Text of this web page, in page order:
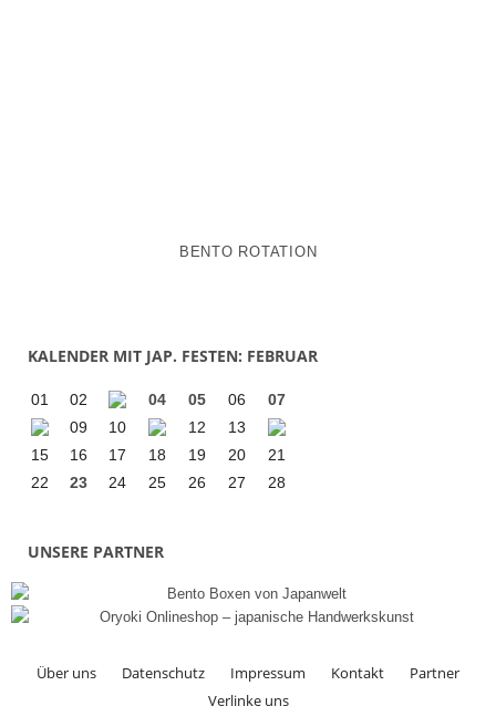
BENTO ROTATION
KALENDER MIT JAP. FESTEN: FEBRUAR
01 02 04 05 06
07
09
10 12
13
15
16 17 18 19 20
21
22
23 24 25 26 27 28
UNSERE PARTNER
Über uns Datenschutz Impressum Kontakt
Partner
Verlinke uns